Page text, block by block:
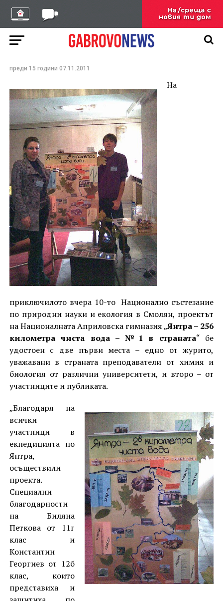
Национално състезание
за проект на
Априловската гимназия
преди 15 години 07.11.2011
На
приключилото вчера 10-то Национално състезание
по природни науки и екология в Смолян, проектът
на Националната Априловска гимназия „Янтра – 256
километра чиста вода – №1 в страната“ бе
удостоен с две първи места – едно от журито,
уважавани в страната преподаватели от химия и
биология от различни университети, и второ – от
участниците и публиката.
„Благодаря на
всички
участници в
екпедицията по
Янтра,
осъществили
проекта.
Специални
благодарности
на Биляна
Петкова от 11г
клас и
Константин
Георгиев от 12б
клас, които
представиха и